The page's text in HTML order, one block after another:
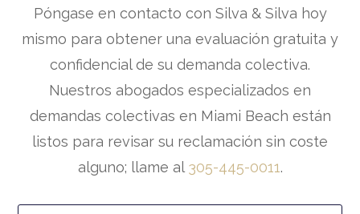
Póngase en contacto con Silva & Silva hoy
mismo para obtener una evaluación gratuita y
confidencial de su demanda colectiva.
Nuestros abogados especializados en
demandas colectivas en Miami Beach están
listos para revisar su reclamación sin coste
alguno; llame al 305-445-0011.